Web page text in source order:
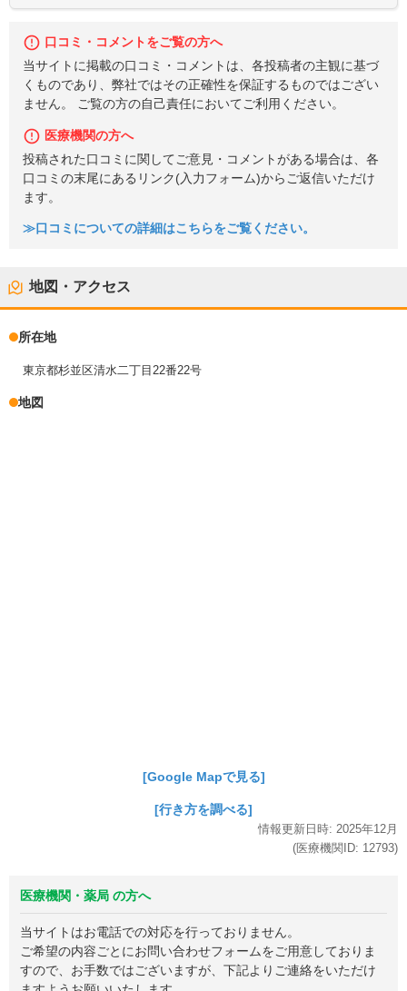
口コミ・コメントをご覧の方へ
当サイトに掲載の口コミ・コメントは、各投稿者の主観に基づ
くものであり、弊社ではその正確性を保証するものではござい
ません。 ご覧の方の自己責任においてご利用ください。
医療機関の方へ
投稿された口コミに関してご意見・コメントがある場合は、各
口コミの末尾にあるリンク(入力フォーム)からご返信いただけ
ます。
≫口コミについての詳細はこちらをご覧ください。
地図・アクセス
所在地
東京都杉並区清水二丁目22番22号
地図
[Google Mapで見る]
[行き方を調べる]
情報更新日時: 2025年12月
(医療機関ID: 12793)
医療機関・薬局 の方へ
当サイトはお電話での対応を行っておりません。
ご希望の内容ごとにお問い合わせフォームをご用意しておりま
すので、お手数ではございますが、下記よりご連絡をいただけ